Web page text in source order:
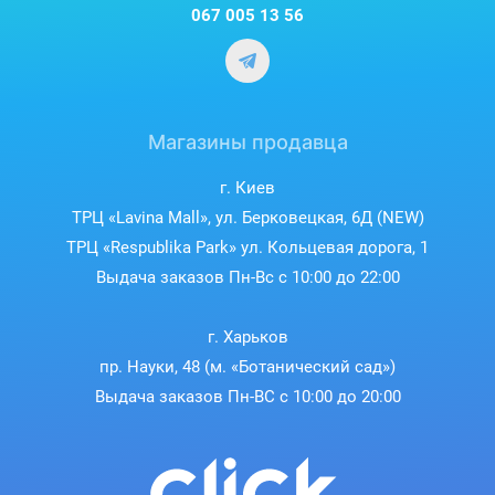
Легко настроить и управлять
Камера готова к работе в считанные минуты, просто включите
и подключите к Wi-Fi. С помощью мобильных приложений,
Оповещение в режиме реального времени
Обнаружив что-то подозрительное, камера мгновенно пошлет
на устройство сообщение и электронное письмо со снимком
объекта подозрения. Держите ситуацию под своим контролем
без лишних усилий.
Вы можете не только воспроизводить сохраненные видео для
поиска нужной информации, но и фильтровать видео по
времени, чтобы быстро найти то, что нужно.
Вы можете настроить зону движения при необходимости,
067 005 13 56
Магазины продавца
г. Киев
ТРЦ «Lavina Mall», ул. Берковецкая, 6Д (NEW)
ТРЦ «Respublika Park» ул. Кольцевая дорога, 1
Выдача заказов Пн-Вс с 10:00 до 22:00
г. Харьков
пр. Науки, 48 (м. «Ботанический сад»)
Выдача заказов Пн-ВС с 10:00 до 20:00